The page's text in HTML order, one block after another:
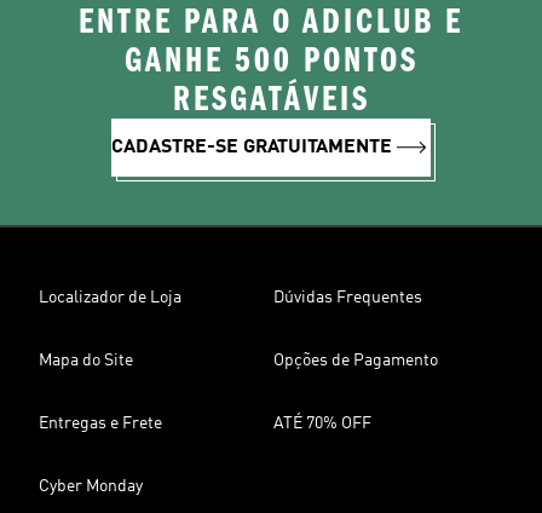
ENTRE PARA O ADICLUB E
GANHE 500 PONTOS
RESGATÁVEIS
CADASTRE-SE GRATUITAMENTE
Localizador de Loja Dúvidas Frequentes
Mapa do Site Opções de Pagamento
Entregas e Frete ATÉ 70% OFF
Cyber Monday